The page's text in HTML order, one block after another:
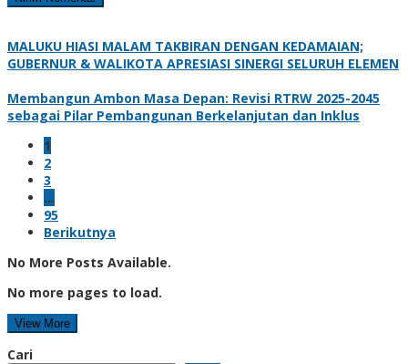
MALUKU HIASI MALAM TAKBIRAN DENGAN KEDAMAIAN;
GUBERNUR & WALIKOTA APRESIASI SINERGI SELURUH ELEMEN
Membangun Ambon Masa Depan: Revisi RTRW 2025-2045
sebagai Pilar Pembangunan Berkelanjutan dan Inklus
1
2
3
…
95
Berikutnya
No More Posts Available.
No more pages to load.
View More
Cari